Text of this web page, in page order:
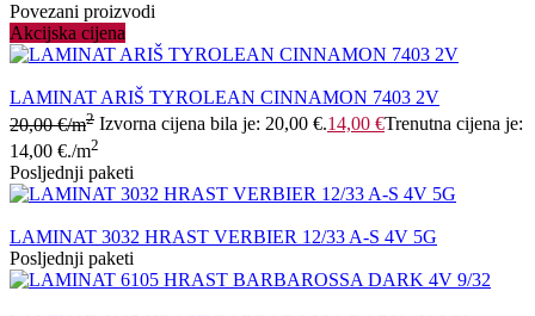
Povezani proizvodi
Akcijska cijena
LAMINAT ARIŠ TYROLEAN CINNAMON 7403 2V
20,00€/m2 Izvorna cijena bila je: 20,00 €.14,00 €Trenutna cijena je:
14,00 €./m2
Posljednji paketi
LAMINAT 3032 HRAST VERBIER 12/33 A-S 4V 5G
Posljednji paketi